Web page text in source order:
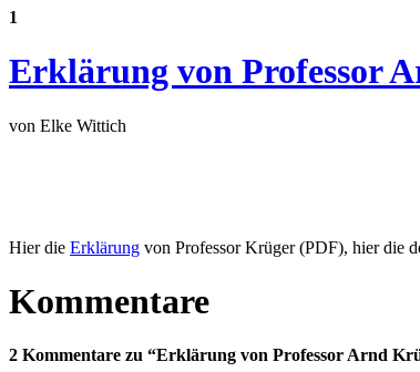
1
Erklärung von Professor
von Elke Wittich
Hier die Erklärung von Professor Krüger (PDF), hier die
Kommentare
2 Kommentare zu “Erklärung von Professor Arnd